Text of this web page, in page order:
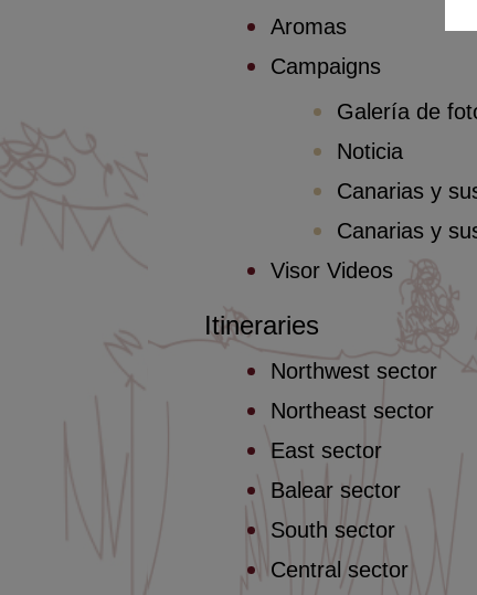
Aromas
Campaigns
Galería de
Noticia
Canarias y
Canarias y
Visor Videos
Itineraries
Northwest sector
Northeast sector
East sector
Balear sector
South sector
Central sector